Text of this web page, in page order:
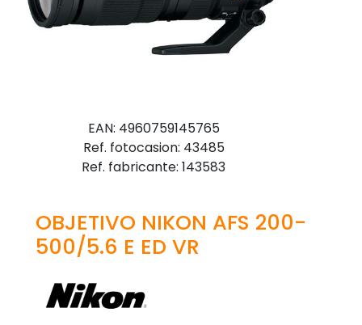
EAN: 4960759145765
Ref. fotocasion: 43485
Ref. fabricante: 143583
OBJETIVO NIKON AFS 200-
500/5.6 E ED VR